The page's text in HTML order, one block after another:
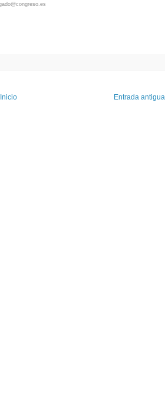
Entrada antigua
Inicio